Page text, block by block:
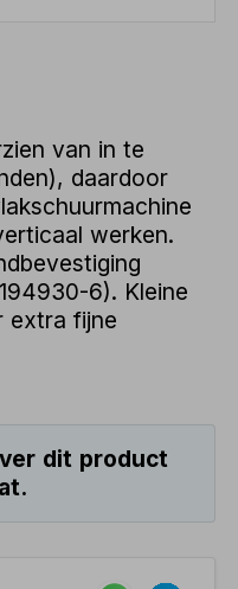
van in te
daardoor
werken.
6). Kleine
extra fijne
dit product